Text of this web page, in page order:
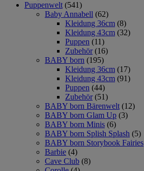
Puppenwelt (541)
Baby Annabell (62)
Kleidung 36cm (8)
Kleidung 43cm (32)
Puppen (11)
Zubehör (16)
BABY born (195)
Kleidung 36cm (17)
Kleidung 43cm (91)
Puppen (44)
Zubehör (51)
BABY born Bärenwelt (12)
BABY born Glam Up (3)
BABY born Minis (6)
BABY born Splish Splash (5)
BABY born Storybook Fairies
Barbie (4)
Cave Club (8)